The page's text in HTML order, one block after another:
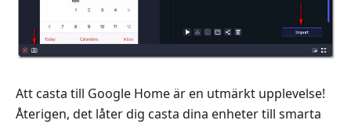
Att casta till Google Home är en utmärkt upplevelse!
Återigen, det låter dig casta dina enheter till smarta